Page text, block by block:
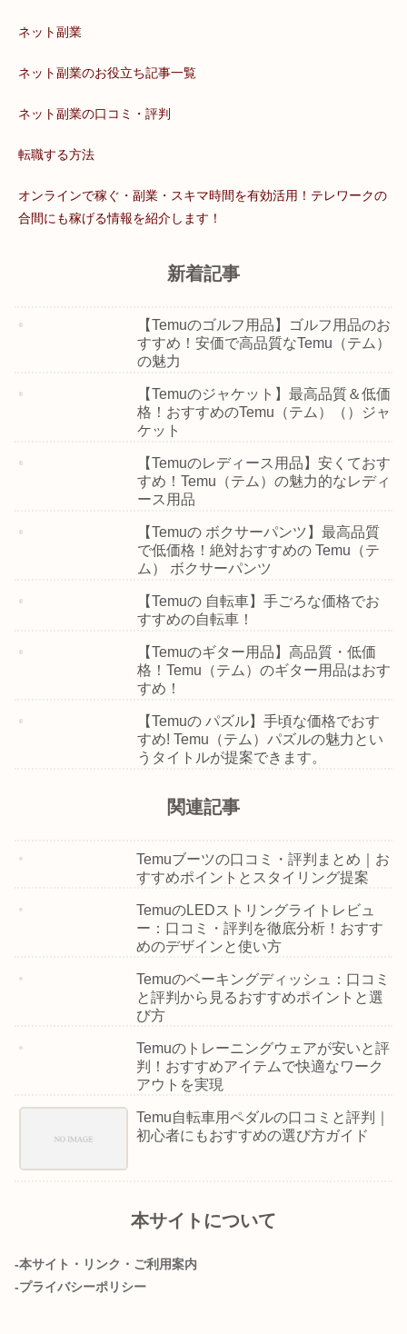
ネット副業
ネット副業のお役立ち記事一覧
ネット副業の口コミ・評判
転職する方法
オンラインで稼ぐ・副業・スキマ時間を有効活用！テレワークの
合間にも稼げる情報を紹介します！
新着記事
【Temuのゴルフ用品】ゴルフ用品のお
すすめ！安価で高品質なTemu（テム）
の魅力
【Temuのジャケット】最高品質＆低価
格！おすすめのTemu（テム）（）ジャ
ケット
【Temuのレディース用品】安くておす
すめ！Temu（テム）の魅力的なレディ
ース用品
【Temuの ボクサーパンツ】最高品質
で低価格！絶対おすすめの Temu（テ
ム） ボクサーパンツ
【Temuの 自転車】手ごろな価格でお
すすめの自転車！
【Temuのギター用品】高品質・低価
格！Temu（テム）のギター用品はおす
すめ！
【Temuの パズル】手頃な価格でおす
すめ! Temu（テム）パズルの魅力とい
うタイトルが提案できます。
関連記事
Temuブーツの口コミ・評判まとめ｜お
すすめポイントとスタイリング提案
TemuのLEDストリングライトレビュ
ー：口コミ・評判を徹底分析！おすす
めのデザインと使い方
Temuのベーキングディッシュ：口コミ
と評判から見るおすすめポイントと選
び方
Temuのトレーニングウェアが安いと評
判！おすすめアイテムで快適なワーク
アウトを実現
Temu自転車用ペダルの口コミと評判｜
初心者にもおすすめの選び方ガイド
本サイトについて
-本サイト・リンク・ご利用案内
-プライバシーポリシー